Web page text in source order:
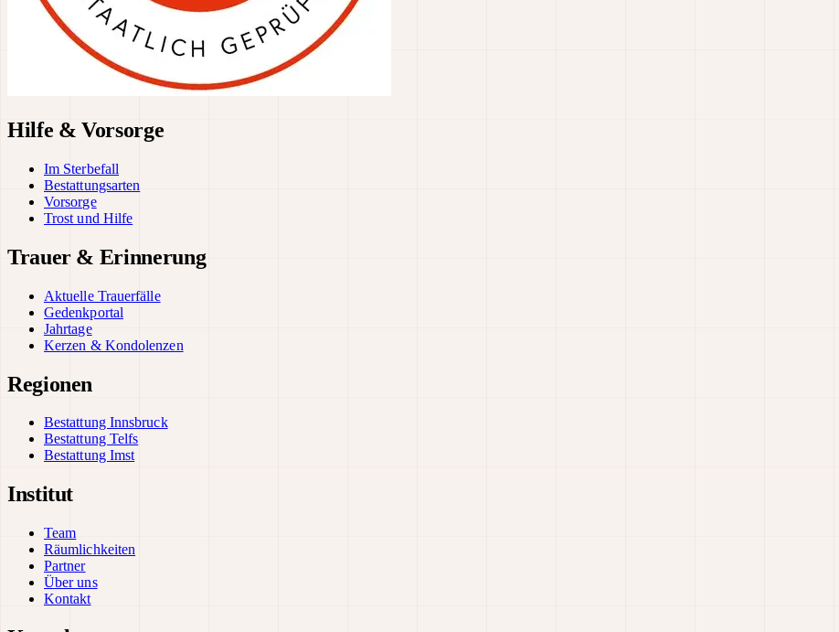
Hilfe & Vorsorge
Im Sterbefall
Bestattungsarten
Vorsorge
Trost und Hilfe
Trauer & Erinnerung
Aktuelle Trauerfälle
Gedenkportal
Jahrtage
Kerzen & Kondolenzen
Regionen
Bestattung Innsbruck
Bestattung Telfs
Bestattung Imst
Institut
Team
Räumlichkeiten
Partner
Über uns
Kontakt